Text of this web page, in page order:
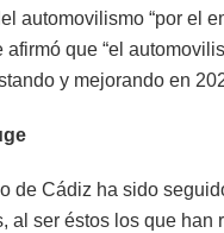
automovilismo “por el
afirmó que “el
y mejorando en
de Cádiz ha sido
al ser éstos los que